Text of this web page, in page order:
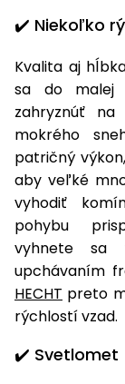
vozíky
Fúriky
a
vozíky
Čerpadlá
a
vodárne
Zametacie
Nabíjačky
Navijaky
Bagre
✔️ Niekoľko
Kvalita aj
sa do malej
zahryznúť
mokrého
patričný
aby veľké
vyhodiť
pohybu
vyhnete sa
upchávaním
HECHT preto
rýchlostí vzad.
✔️ Svetlomet